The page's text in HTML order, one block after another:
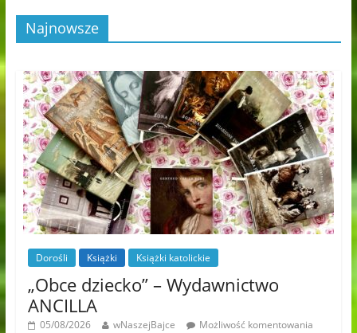
Najnowsze
Dorośli Książki Książki katolickie
„Obce dziecko” – Wydawnictwo
ANCILLA
05/08/2026 wNaszejBajce
Możliwość komentowania